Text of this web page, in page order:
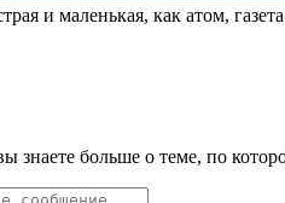
и маленькая, как атом,
знаете больше о теме, по